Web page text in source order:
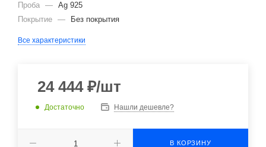
Проба — Ag 925
Покрытие — Без покрытия
Все характеристики
24 444₽/шт
Достаточно Нашли дешевле?
В КОРЗИНУ